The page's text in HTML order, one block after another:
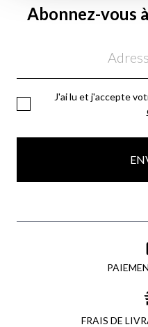
Abonnez-vous
J'ai lu et j'accepte
FRAIS DE